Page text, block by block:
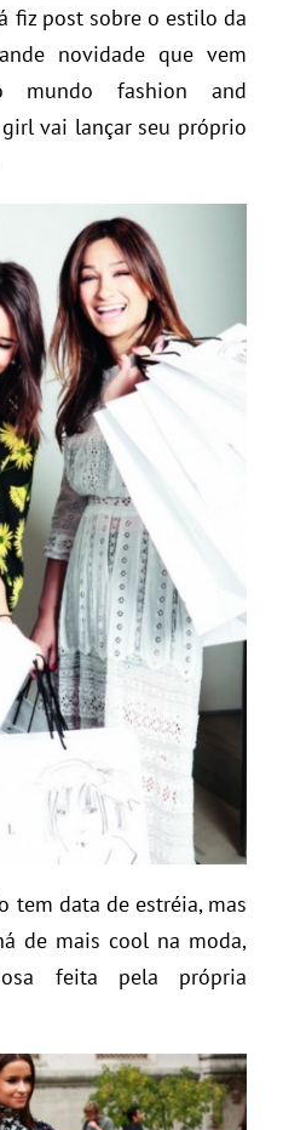
fiz post sobre o estilo da
novidade que vem
fashion and
vai lançar seu próprio
tem data de estréia, mas
de mais cool na moda,
feita pela própria